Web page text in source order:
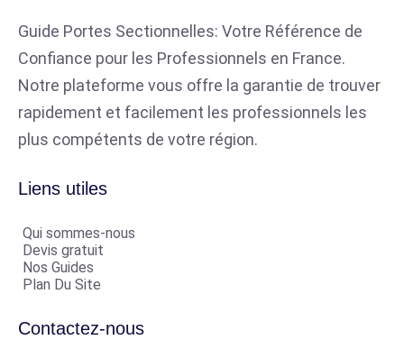
Guide Portes Sectionnelles: Votre Référence de
Confiance pour les Professionnels en France.
Notre plateforme vous offre la garantie de trouver
rapidement et facilement les professionnels les
plus compétents de votre région.
Liens utiles
Qui sommes-nous
Devis gratuit
Nos Guides
Plan Du Site
Contactez-nous